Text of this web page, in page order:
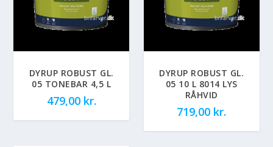
DYRUP ROBUST GL.
05 TONEBAR 4,5 L
479,00 kr.
DYRUP ROBUST GL.
05 10 L 8014 LYS
RÅHVID
719,00 kr.